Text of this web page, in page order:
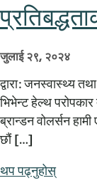
जुलाई २९, २०२४
द्वारा: जनस्वास्थ्य
भिभेन्ट हेल्थ
ब्रान्डन वोलर्सन हामी
छौं […]
थप पढ्नुहोस्